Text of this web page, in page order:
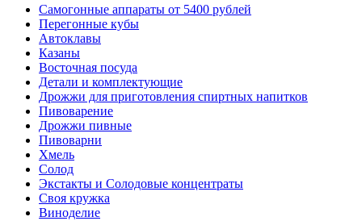
Самогонные аппараты от 5400 рублей
Перегонные кубы
Автоклавы
Казаны
Восточная посуда
Детали и комплектующие
Дрожжи для приготовления спиртных напитков
Пивоварение
Дрожжи пивные
Пивоварни
Хмель
Солод
Экстакты и Солодовые концентраты
Своя кружка
Виноделие